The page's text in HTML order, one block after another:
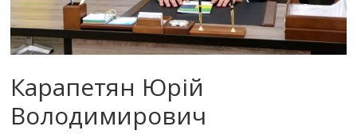
Карапетян Юрій
Володимирович